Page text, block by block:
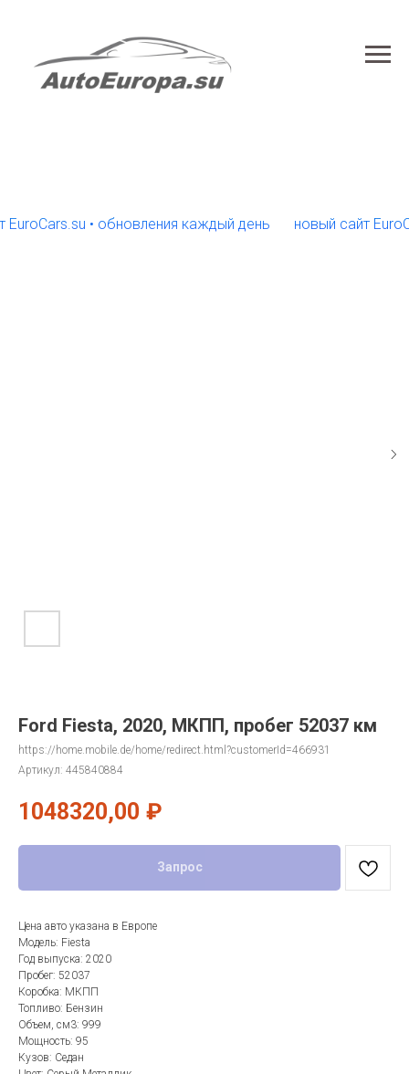
• обновления каждый день новый сайт
Ford Fiesta, 2020, МКПП, пробег 52037 км
https://home.mobile.de/home/redirect.html?customerId=466931
Артикул: 445840884
1048320,00 ₽
Запрос
Цена авто указана в Европе
Модель: Fiesta
Год выпуска: 2020
Пробег: 52037
Коробка: МКПП
Топливо: Бензин
Объем, см3: 999
Мощность: 95
Кузов: Седан